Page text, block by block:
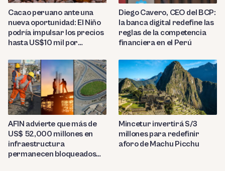
Cacao peruano ante una
nueva oportunidad: El Niño
podría impulsar los precios
hasta US$10 mil por
Diego Cavero, CEO del BCP:
la banca digital redefine las
reglas de la competencia
financiera en el Perú
AFIN advierte que más de
US$ 52,000 millones en
infraestructura
permanecen bloqueados
Mincetur invertirá S/3
millones para redefinir
aforo de Machu Picchu